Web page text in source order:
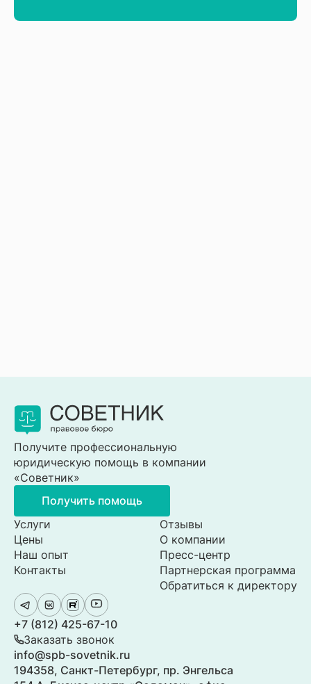
Получите профессиональную
юридическую помощь в компании
«Советник»
Получить помощь
Услуги
Цены
Наш опыт
Контакты
Отзывы
О компании
Пресс-центр
Партнерская программа
Обратиться к директору
+7 (812) 425-67-10
Заказать звонок
info@spb-sovetnik.ru
194358, Санкт-Петербург, пр. Энгельса